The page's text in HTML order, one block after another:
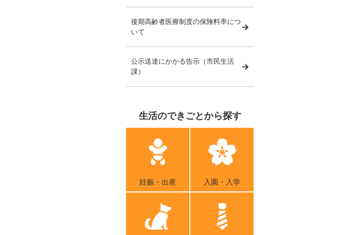
後期高齢者医療制度の保険料率につ
いて
公示送達にかかる告示（市民生活
課）
生活のできごとから探す
妊娠・出産 入園・入学